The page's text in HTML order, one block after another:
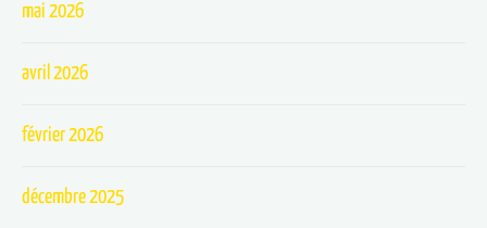
mai 2026
avril 2026
février 2026
décembre 2025